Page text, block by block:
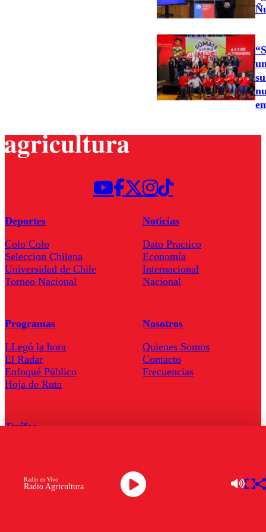
Radio Agricultura
Radio en Vivo
Deportes
Colo Colo
Seleccion Chilena
Universidad de Chile
Torneo Nacional
Noticias
Dato Practico
Economía
Internacional
Nacional
Programas
LLegó la hora
El Radar
Enfoqué Público
Hoja de Ruta
Nosotros
Quienes Somos
Contacto
Frecuencias
Tarifas